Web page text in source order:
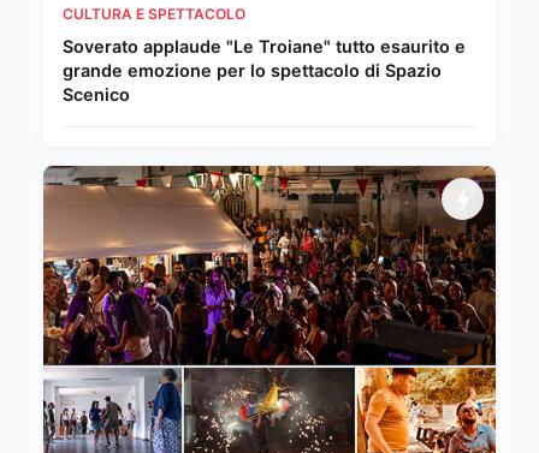
CULTURA E SPETTACOLO
Soverato applaude "Le Troiane" tutto esaurito e
grande emozione per lo spettacolo di Spazio
Scenico